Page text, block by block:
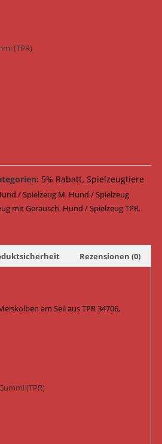
(TPR)
5% Rabatt, Spielzeugtiere
/ Spielzeug M, Hund / Spielzeug
mit Geräusch, Hund / Spielzeug TPR,
Rezensionen (0)
am Seil aus TPR 34706,
(TPR)